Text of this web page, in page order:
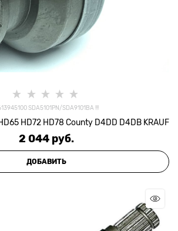
SDA5101PN/SDA9101ВА !!!
HD72 HD78 County D4DD D4DB KRAUF
2 044 руб.
ДОБАВИТЬ